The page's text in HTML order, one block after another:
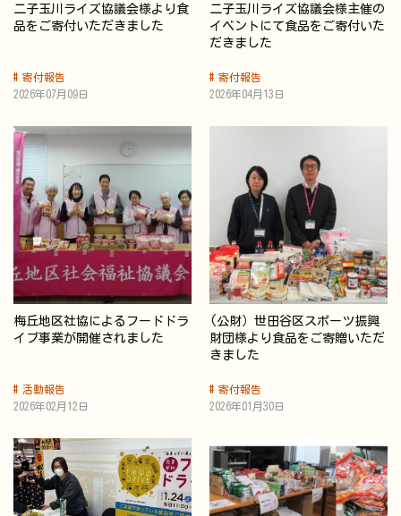
二子玉川ライズ協議会様より食
品をご寄付いただきました
寄付報告
2026年07月09日
二子玉川ライズ協議会様主催の
イベントにて食品をご寄付いた
だきました
寄付報告
2026年04月13日
梅丘地区社協によるフードドラ
イブ事業が開催されました
活動報告
2026年02月12日
(公財）世田谷区スポーツ振興
財団様より食品をご寄贈いただ
きました
寄付報告
2026年01月30日